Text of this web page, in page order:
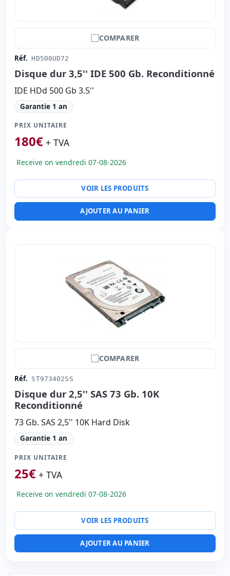
COMPARER
Réf. HD500UD72
Disque dur 3,5'' IDE 500 Gb. Reconditionné
IDE HDd 500 Gb 3.5''
Garantie 1 an
PRIX UNITAIRE
180€ + TVA
Receive on vendredi 07-08-2026
VOIR LES PRODUITS
AJOUTER AU PANIER
COMPARER
Réf. ST973402SS
Disque dur 2,5'' SAS 73 Gb. 10K
Reconditionné
73 Gb. SAS 2,5'' 10K Hard Disk
Garantie 1 an
PRIX UNITAIRE
25€ + TVA
Receive on vendredi 07-08-2026
VOIR LES PRODUITS
AJOUTER AU PANIER